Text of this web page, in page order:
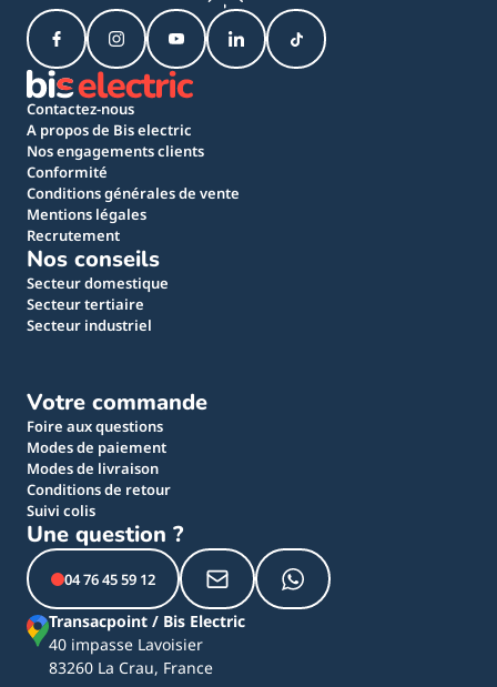
Contactez-nous
A propos de Bis electric
Nos engagements clients
Conformité
Conditions générales de vente
Mentions légales
Recrutement
Nos conseils
Secteur domestique
Secteur tertiaire
Secteur industriel
Votre commande
Foire aux questions
Modes de paiement
Modes de livraison
Conditions de retour
Suivi colis
Une question ?
04 76 45 59 12
Transacpoint / Bis Electric
40 impasse Lavoisier
83260 La Crau, France